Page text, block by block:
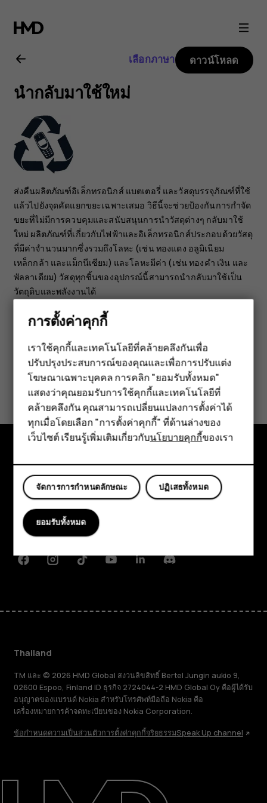
คู่มือ
ผู้
ใช้
Nokia
105
4G
สมาร์ทโฟน
ฟีเจอร์โฟน
อุปกรณ์เสริม
แท็บเล็ต
เกี่ยวกับ
ซ่อมแซม ใช้ซ้ำ รีไซเคิล
เลือกภาษา ดาวน์โหลด
นำกลับมาใช้ใหม่
ส่งคืนผลิตภัณฑ์อิเล็กทรอนิกส์ แบตเตอรี่ และวัสดุบรรจุภัณฑ์ที่ใช้
แล้วไปยังจุดคัดแยกขยะเฉพาะเสมอ วิธีนี้จะช่วยป้องกันการกำจัด
ขยะที่ไม่มีการควบคุมและสนับสนุนการนำวัสดุต่างๆ กลับมาใช้
ใหม่ ผลิตภัณฑ์ที่เกี่ยวกับไฟฟ้าและอิเล็กทรอนิกส์ประกอบด้วยวัสดุ
ที่มีค่าจำนวนมากซึ่งรวมถึงโลหะ (เช่น ทองแดง อลูมิเนียม
เหล็กกล้า และแม็กนีเซียม) และโลหะมีค่า (เช่น ทองคำ เงิน และ
พัลลาเดียม) วัสดุทุกชิ้นของอุปกรณ์นี้สามารถนำกลับมาใช้เป็น
วัตถุดิบและพลังงานได้
ข้อมูลนี้มีประโยชน์กับคุณหรือไม่
ใช่ ไม่
สำรวจ
เกี่ยวกับ
Planet and people
FacebookInstagramTiktokYoutubeLinkedinDiscord
Thailand
TM และ © 2026 HMD Global สงวนลิขสิทธิ์ Bertel Jungin aukio 9,
02600 Espoo, Finland ID ธุรกิจ 2724044-2 HMD Global Oy คือผู้ได้รับ
อนุญาตของแบรนด์ Nokia สำหรับโทรศัพท์มือถือ Nokia คือ
เครื่องหมายการค้าจดทะเบียนของ Nokia Corporation.
ข้อกำหนดความเป็นส่วนตัวการตั้งค่าคุกกี้จริยธรรมSpeak Up channel
การตั้งค่าคุกกี้
เราใช้คุกกี้และเทคโนโลยีที่คล้ายคลึงกันเพื่อ
ปรับปรุงประสบการณ์ของคุณและเพื่อการปรับแต่ง
โฆษณาเฉพาะบุคคล การคลิก "ยอมรับทั้งหมด"
แสดงว่าคุณยอมรับการใช้คุกกี้และเทคโนโลยีที่
คล้ายคลึงกัน คุณสามารถเปลี่ยนแปลงการตั้งค่าได้
ทุกเมื่อโดยเลือก "การตั้งค่าคุกกี้" ที่ด้านล่างของ
เว็บไซต์ เรียนรู้เพิ่มเติมเกี่ยวกับนโยบายคุกกี้ของเรา
ปฏิเสธทั้งหมด
จัดการการกำหนดลักษณะ
ยอมรับทั้งหมด